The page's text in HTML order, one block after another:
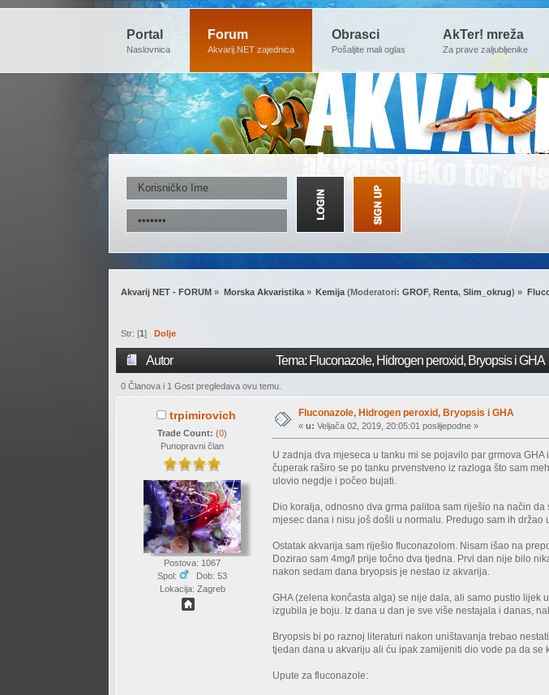
Portal
Naslovnica
Forum
Akvarij.NET zajednica
Obrasci
Pošaljite mali oglas
AkTer! mreža
Za prave zaljubljenike
Akvarij NET - FORUM » Morska Akvaristika» Kemija (Moderatori:GROF, Renta,Slim_okrug) »
Str: [1] Dolje
Autor Tema: Fluconazole, Hidrogen peroxid, Bryopsis i
0 Članova i 1 Gost pregledava ovu temu.
trpimirovich
Trade Count:(0)
Punopravni član
Postova: 1067
Spol:
Dob: 53
Lokacija: Zagreb
Fluconazole, Hidrogen peroxid, Bryopsis i GHA
«u: Veljača 02, 2019, 20:05:01 poslijepodne »
U zadnja dva mjeseca u tanku mi se pojavilo par grmova
čuperak raširo se po tanku prvenstveno iz razloga što sam
ulovio negdje i počeo bujati.
Dio koralja, odnosno dva grma palitoa sam riješio na način
mjesec dana i nisu još došli u normalu. Predugo sam ih
Ostatak akvarija sam riješio fluconazolom. Nisam išao na
Dozirao sam 4mg/l prije točno dva tjedna. Prvi dan nije bilo
nakon sedam dana bryopsis je nestao iz akvarija.
GHA (zelena končasta alga) se nije dala, ali samo pustio lijek
izgubila je boju. Iz dana u dan je sve više nestajala i danas,
Bryopsis bi po raznoj literaturi nakon uništavanja trebao
tjedan dana u akvariju ali ću ipak zamijeniti dio vode pa da se
Upute za fluconazole: